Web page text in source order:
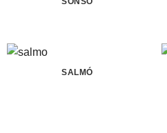
SALMÓ